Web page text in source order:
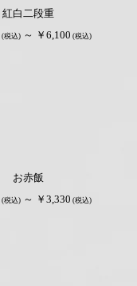
紅白二段重
(税込)～ ￥6,100 (税込)
お赤飯
(税込)～ ￥3,330 (税込)